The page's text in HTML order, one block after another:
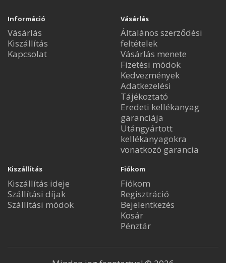
Információ
Vásárlás
Kiszállítás
Kapcsolat
Vásárlás
Általános szerződési
feltételek
Vásárlás menete
Fizetési módok
Kedvezmények
Adatkezelési
Tájékoztató
Eredeti kellékanyag
garanciája
Utángyártott
kellékanyagokra
vonatkozó garancia
Kiszállítás
Kiszállítás ideje
Szállítási díjak
Szállítási módok
Fiókom
Fiókom
Regisztráció
Bejelentkezés
Kosár
Pénztár